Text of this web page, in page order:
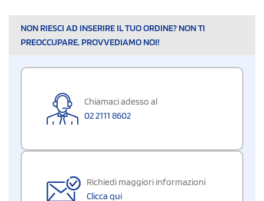
NON RIESCI AD INSERIRE IL TUO ORDINE? NON TI
PREOCCUPARE, PROVVEDIAMO NOI!
Chiamaci adesso al
02 2111 8602
Richiedi maggiori informazioni
Clicca qui